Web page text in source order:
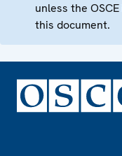
unless the
this document.